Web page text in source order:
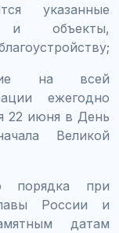
указанные
и объекты,
на всей
ежегодно
22 июня в День
Великой
порядка при
России и
датам